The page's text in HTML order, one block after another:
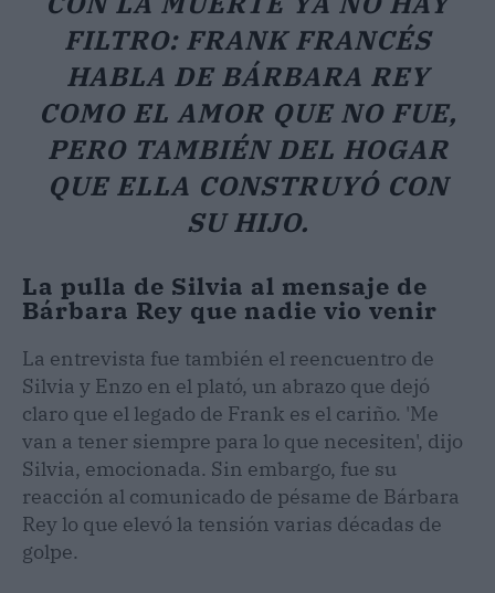
FILTRO: FRANK FRANCÉS
HABLA DE BÁRBARA REY
COMO EL AMOR QUE NO FUE,
PERO TAMBIÉN DEL HOGAR
QUE ELLA CONSTRUYÓ CON
SU HIJO.
La pulla de Silvia al mensaje de
Bárbara Rey que nadie vio venir
La entrevista fue también el reencuentro de
Silvia y Enzo en el plató, un abrazo que dejó
claro que el legado de Frank es el cariño. 'Me
van a tener siempre para lo que necesiten', dijo
Silvia, emocionada. Sin embargo, fue su
reacción al comunicado de pésame de Bárbara
Rey lo que elevó la tensión varias décadas de
golpe.